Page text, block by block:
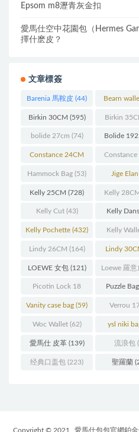
Epsom m8瀝青灰金扣
愛馬仕空中花園包（Hermes
擇什麽皮？
文章標簽
Barenia 馬鞍皮 (44) Bearn
Birkin 30CM (595) Birkin
bolide 27cm (74) Bolide
(93)
Constance 24CM
(216)
Constance
(60)
Hammock Bag (53) Jige Elan
Kelly 25CM (728) Kelly
Kelly Cut(43) Kelly
Kelly Pochette (432) Kelly
Lindy 26CM (164) Lindy
LOEWE 女包(121) Loewe 羅意
Picotin Lock 18
(202)
Puzzle Bag
Vanity case bag (59) Verrou
Woc Wallet(62) ysl niki
愛馬仕 皮革(139) 流浪包
经典口盖包 (223) 聖羅蘭
Copyright © 2021 愛馬仕包包官網鉑